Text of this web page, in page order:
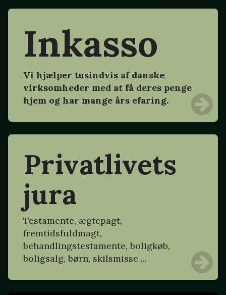
Inkasso
Vi hjælper tusindvis af danske
virksomheder med at få deres penge
hjem og har mange års efaring.
Privatlivets
jura
Testamente, ægtepagt,
fremtidsfuldmagt,
behandlingstestamente, boligkøb,
boligsalg, børn, skilsmisse ...